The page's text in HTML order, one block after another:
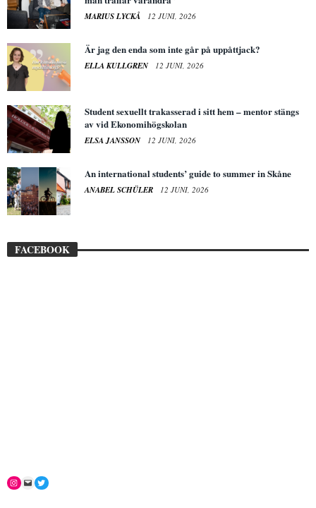
MARIUS LYCKÅ 12 JUNI, 2026
Är jag den enda som inte går på uppåttjack?
ELLA KULLGREN 12 JUNI, 2026
Student sexuellt trakasserad i sitt hem – mentor stängs
av vid Ekonomihögskolan
ELSA JANSSON 12 JUNI, 2026
An international students’ guide to summer in Skåne
ANABEL SCHÜLER 12 JUNI, 2026
FACEBOOK